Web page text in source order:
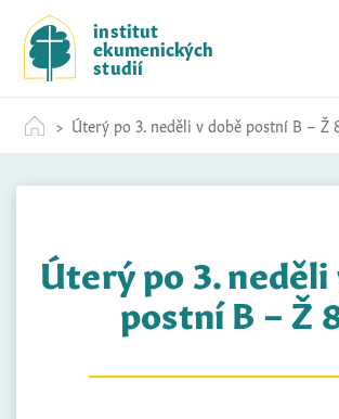
c
institut
ekumenických
studií
Úterý po 3. neděli v době postní B – Ž
Úterý po 3. neděli
postní B – Ž